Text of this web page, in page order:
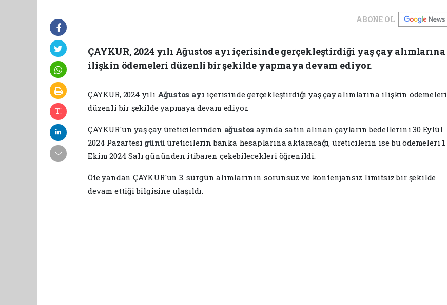
ABONE OL
ÇAYKUR, 2024 yılı Ağustos ayı içerisinde gerçekleştirdiği yaş çay alımlarına
ilişkin ödemeleri düzenli bir şekilde yapmaya devam ediyor.
ÇAYKUR, 2024 yılı Ağustos ayı içerisinde gerçekleştirdiği yaş çay alımlarına ilişkin ödemeleri
düzenli bir şekilde yapmaya devam ediyor.
ÇAYKUR'un yaş çay üreticilerinden ağustosayında satın alınan çayların bedellerini 30 Eylül
2024 Pazartesi günüüreticilerin banka hesaplarına aktaracağı, üreticilerin ise bu ödemeleri 1
Ekim 2024 Salı gününden itibaren çekebilecekleri öğrenildi.
Öte yandan ÇAYKUR'un 3. sürgün alımlarının sorunsuz ve kontenjansız limitsiz bir şekilde
devam ettiği bilgisine ulaşıldı.